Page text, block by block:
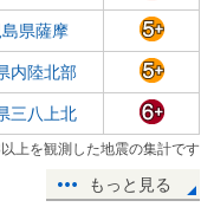
島県薩摩
内陸北部
三八上北
上を観測した地震の集計です
もっと見る